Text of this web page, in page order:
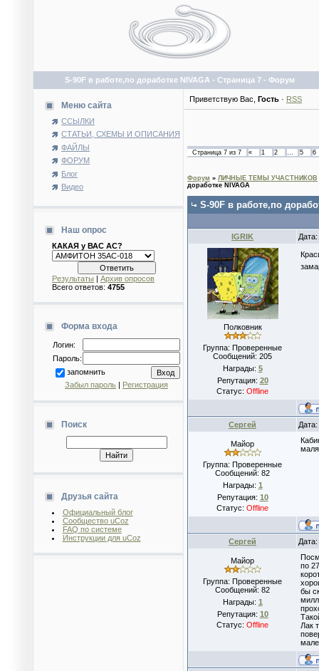
S-90F в работе,по доработке NIVAGA - Страница 7 - Форум
Меню сайта
ССЫЛКИ
СТАТЬИ, СХЕМЫ И ОПИСАНИЯ
ФАЙЛЫ
ФОРУМ
Блог
Видео
Наш опрос
КАКАЯ у ВАС АС?
Результаты | Архив опросов
Всего ответов: 4755
Форма входа
Логин:
Пароль:
запомнить
Забыл пароль | Регистрация
Поиск
Друзья сайта
Официальный блог
Сообщество uCoz
FAQ по системе
Инструкции для uCoz
Приветствую Вас Гость · RSS
Страница 7 из 7 « 1 2 … 5 6
Форум » ЛИЧНЫЕ ТЕМЫ УЧАСТНИКОВ
доработке NIVAGA
S-90F в работе,по
IGRIK
Полковник
Группа: Проверенные
Сообщений: 205
Награды: 5
Репутация: 20
Статус: Offline
Сергей
Майор
Группа: Проверенные
Сообщений: 82
Награды: 1
Репутация: 10
Статус: Offline
Сергей
Майор
Группа: Проверенные
Сообщений: 82
Награды: 1
Репутация: 10
Статус: Offline
по
бы
Лак